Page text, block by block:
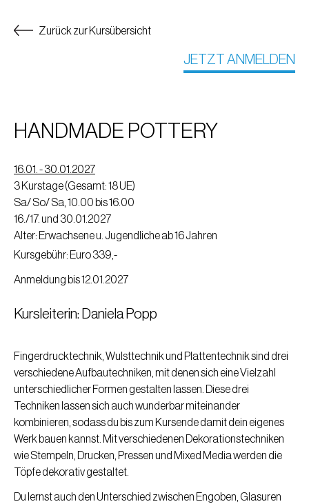
Zurück zur Kursübersicht
JETZT ANMELDEN
HANDMADE POTTERY
16.01. - 30.01.2027
3 Kurstage (Gesamt: 18 UE)
Sa/ So/ Sa, 10.00 bis 16.00
16./17. und 30.01.2027
Alter: Erwachsene u. Jugendliche ab 16 Jahren
Kursgebühr: Euro 339,-
Anmeldung bis 12.01.2027
Kursleiterin: Daniela Popp
Fingerdrucktechnik, Wulsttechnik und Plattentechnik sind drei
verschiedene Aufbautechniken, mit denen sich eine Vielzahl
unterschiedlicher Formen gestalten lassen. Diese drei
Techniken lassen sich auch wunderbar miteinander
kombinieren, sodass du bis zum Kursende damit dein eigenes
Werk bauen kannst. Mit verschiedenen Dekorationstechniken
wie Stempeln, Drucken, Pressen und Mixed Media werden die
Töpfe dekorativ gestaltet.
Du lernst auch den Unterschied zwischen Engoben, Glasuren